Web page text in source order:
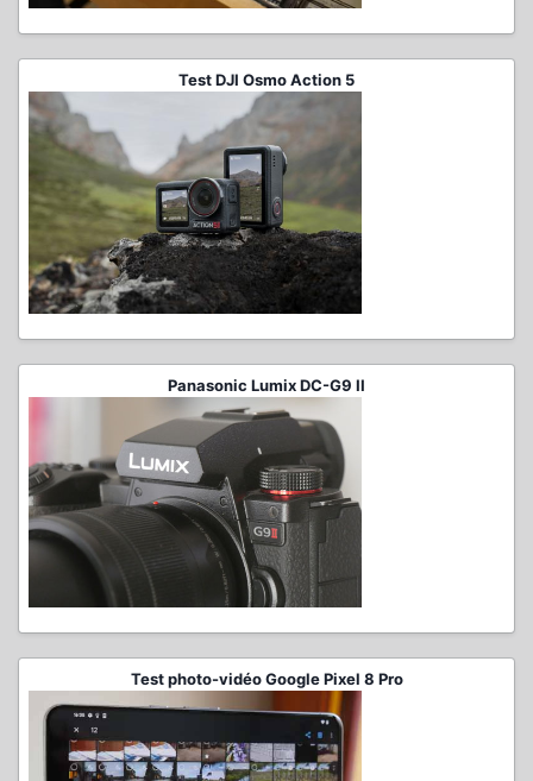
Test DJI Osmo Action 5
Panasonic Lumix DC-G9 II
Test photo-vidéo Google Pixel 8 Pro